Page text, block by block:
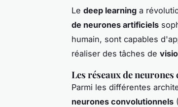
Le deep learning a
de neurones artificiels
humain, sont capables
réaliser des tâches de
Les réseaux de
Parmi les différentes
neurones convolutionnels